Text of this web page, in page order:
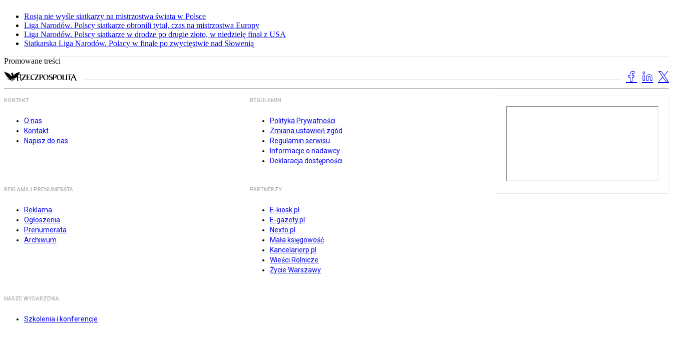
Rosja nie wyśle siatkarzy na mistrzostwa świata w Polsce
Liga Narodów. Polscy siatkarze obronili tytuł, czas na mistrzostwa Europy
Liga Narodów. Polscy siatkarze w drodze po drugie złoto, w niedzielę finał z USA
Siatkarska Liga Narodów. Polacy w finale po zwycięstwie nad Słowenią
Promowane treści
KONTAKT
O nas
Kontakt
Napisz do nas
REGULAMIN
Polityka Prywatności
Zmiana ustawień zgód
Regulamin serwisu
Informacje o nadawcy
Deklaracja dostępności
REKLAMA I PRENUMERATA
Reklama
Ogłoszenia
Prenumerata
Archiwum
PARTNERZY
E-kiosk.pl
E-gazety.pl
Nexto.pl
Mała księgowość
Kancelarierp.pl
Wieści Rolnicze
Życie Warszawy
NASZE WYDARZENIA
Szkolenia i konferencje